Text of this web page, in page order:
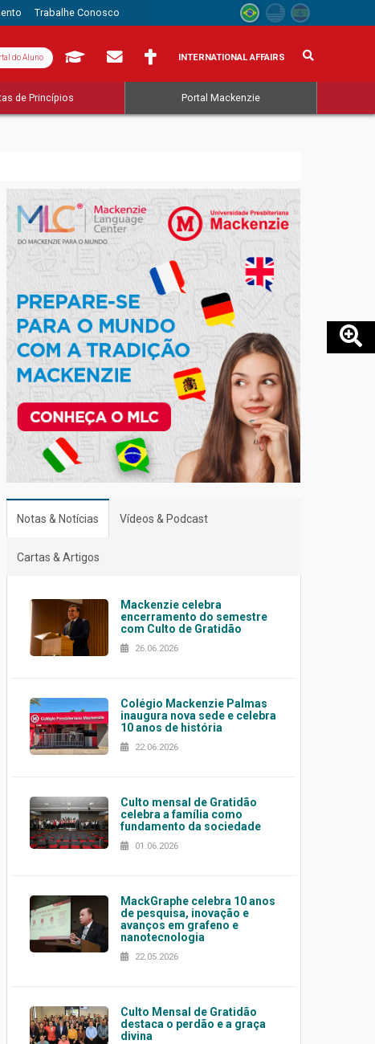
Trabalhe Conosco
do Aluno INTERNATIONAL AFFAIRS
de Princípios Portal Mackenzie
Notas & Notícias Vídeos & Podcast
Cartas & Artigos
Mackenzie celebra
encerramento do semestre
com Culto de Gratidão
26.06.2026
Colégio Mackenzie Palmas
inaugura nova sede e celebra
10 anos de história
22.06.2026
Culto mensal de Gratidão
celebra a família como
fundamento da sociedade
01.06.2026
MackGraphe celebra 10 anos
de pesquisa, inovação e
avanços em grafeno e
nanotecnologia
22.05.2026
Culto Mensal de Gratidão
destaca o perdão e a graça
divina